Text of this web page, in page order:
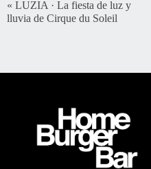
« LUZIA · La fiesta de luz y
lluvia de Cirque du Soleil